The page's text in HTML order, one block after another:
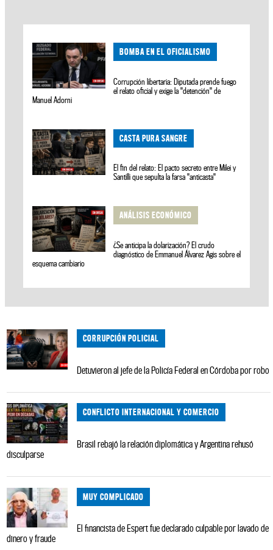
BOMBA EN EL OFICIALISMO
Corrupción libertaria: Diputada prende fuego
el relato oficial y exige la "detención" de
Manuel Adorni
CASTA PURA SANGRE
El fin del relato: El pacto secreto entre Milei y
Santilli que sepulta la farsa "anticasta"
ANÁLISIS ECONÓMICO
¿Se anticipa la dolarización? El crudo
diagnóstico de Emmanuel Álvarez Agis sobre el
esquema cambiario
CORRUPCIÓN POLICIAL
Detuvieron al jefe de la Policía Federal en Córdoba por robo
CONFLICTO INTERNACIONAL Y COMERCIO
Brasil rebajó la relación diplomática y Argentina rehusó
disculparse
MUY COMPLICADO
El financista de Espert fue declarado culpable por lavado de
dinero y fraude